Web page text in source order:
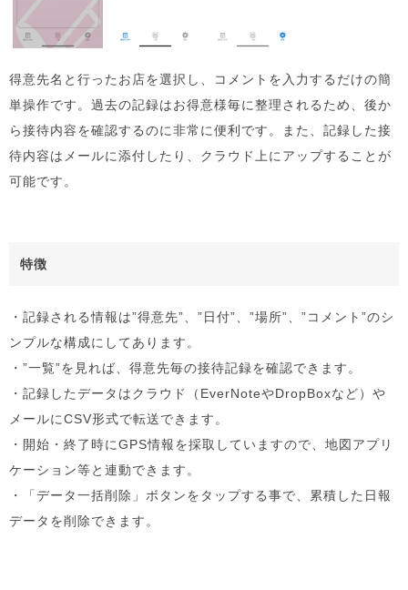
得意先名と行ったお店を選択し、コメントを入力するだけの簡
単操作です。過去の記録はお得意様毎に整理されるため、後か
ら接待内容を確認するのに非常に便利です。また、記録した接
待内容はメールに添付したり、クラウド上にアップすることが
可能です。
特徴
・記録される情報は”得意先”、”日付”、”場所”、”コメント”のシ
ンプルな構成にしてあります。
・”一覧”を見れば、得意先毎の接待記録を確認できます。
・記録したデータはクラウド（EverNoteやDropBoxなど）や
メールにCSV形式で転送できます。
・開始・終了時にGPS情報を採取していますので、地図アプリ
ケーション等と連動できます。
・「データ一括削除」ボタンをタップする事で、累積した日報
データを削除できます。